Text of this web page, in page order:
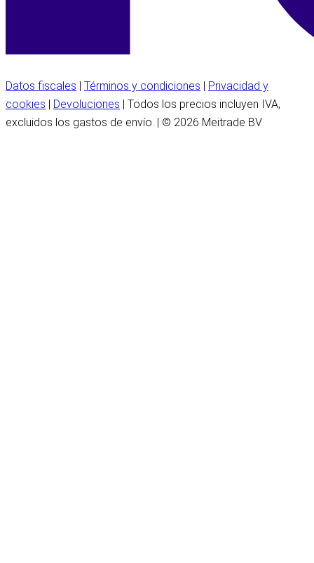
Datos fiscales | Términos y condiciones | Privacidad y
cookies | Devoluciones | Todos los precios incluyen IVA,
excluidos los gastos de envío. | © 2026 Meitrade BV